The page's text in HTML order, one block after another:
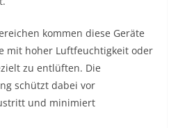
kommen diese Geräte
mit hoher Luftfeuchtigkeit oder
zu entlüften. Die
schützt dabei vor
und minimiert